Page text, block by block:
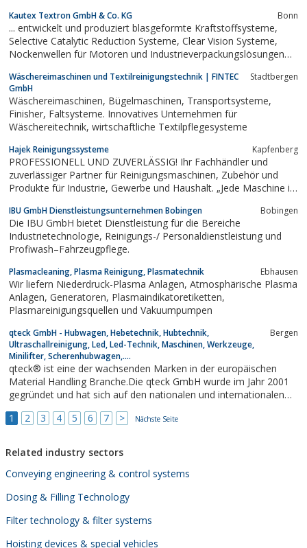
Kautex Textron GmbH & Co. KG Bonn
... entwickelt und produziert blasgeformte Kraftstoffsysteme,
Selective Catalytic Reduction Systeme, Clear Vision Systeme,
Nockenwellen für Motoren und Industrieverpackungslösungen
Wäschereimaschinen und Textilreinigungstechnik | FINTEC
GmbH
Stadtbergen
Wäschereimaschinen, Bügelmaschinen, Transportsysteme,
Finisher, Faltsysteme. Innovatives Unternehmen für
Wäschereitechnik, wirtschaftliche Textilpflegesysteme
Hajek Reinigungssysteme Kapfenberg
PROFESSIONELL UND ZUVERLÄSSIG! Ihr Fachhändler und
zuverlässiger Partner für Reinigungsmaschinen, Zubehör und
Produkte für Industrie, Gewerbe und Haushalt. „Jede Maschine ist
perfekten Service und die prompte Versorgung mit Ersatzteilen.“
Wir setzen auf...
IBU GmbH Dienstleistungsunternehmen Bobingen Bobingen
Die IBU GmbH bietet Dienstleistung für die Bereiche
Industrietechnologie, Reinigungs-/ Personaldienstleistung und
Profiwash–Fahrzeugpflege.
Plasmacleaning, Plasma Reinigung, Plasmatechnik Ebhausen
Wir liefern Niederdruck-Plasma Anlagen, Atmosphärische Plasma
Anlagen, Generatoren, Plasmaindikatoretiketten,
Plasmareinigungsquellen und Vakuumpumpen
qteck GmbH - Hubwagen, Hebetechnik, Hubtechnik,
Ultraschallreinigung, Led, Led-Technik, Maschinen, Werkzeuge,
Minilifter, Scherenhubwagen,....
Bergen
qteck® ist eine der wachsenden Marken in der europäischen
Material Handling Branche.Die qteck GmbH wurde im Jahr 2001
gegründet und hat sich auf den nationalen und internationalen
Arbeitsgeräten und auf die Herstellung von Sonderbauten für
1 2 3 4 5 6 7 > Nächste Seite
Related industry sectors
Conveying engineering & control systems
Dosing & Filling Technology
Filter technology & filter systems
Hoisting devices & special vehicles